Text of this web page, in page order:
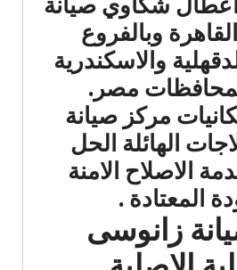
شكاوي صيانة
وبالفروع
والاسكندرية
مصر.
مركز صيانة
الهائلة الحل
الاصلاح الامنة
المعتادة .
زانوسى